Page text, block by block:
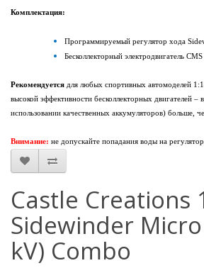
Комплектация:
Программируемый регулятор хода
Бесколлекторный электродвигатель
Рекомендуется для любых спортивных автомоделей
высокой эффективности бесколлекторных двигателей –
использовании качественных аккумуляторов) больше,
Внимание: не допускайте попадания воды на
Castle Creations
Sidewinder
kV) Combo